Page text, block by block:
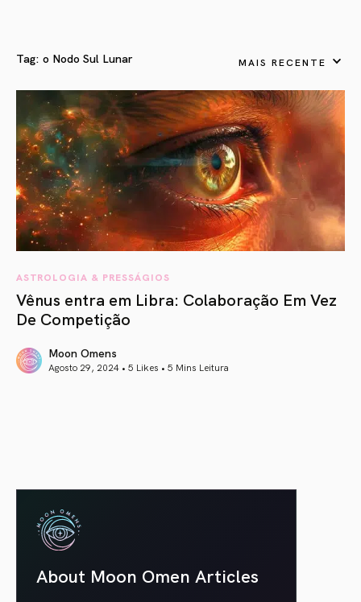
Tag: o Nodo Sul Lunar MAIS RECENTE
ASTROLOGIA & PRESSÁGIOS
Vênus entra em Libra: Colaboração Em Vez
De Competição
Moon Omens
Agosto 29, 2024 • 5 Likes • 5 Mins Leitura
About Moon Omen Articles